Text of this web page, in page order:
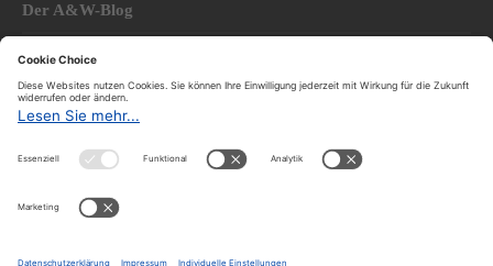
Der A&W-Blog
DerA&W-Blog
hat sich in den vergangenen Jahren zu einem der
bedeutendsten politischen Blogs in Österreich
entwickelt.